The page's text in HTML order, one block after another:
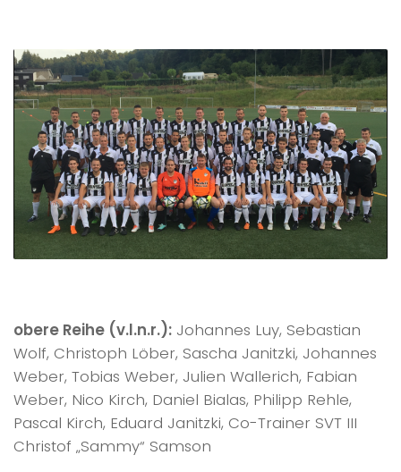
obere Reihe (v.l.n.r.): Johannes Luy, Sebastian
Wolf, Christoph Löber, Sascha Janitzki, Johannes
Weber, Tobias Weber, Julien Wallerich, Fabian
Weber, Nico Kirch, Daniel Bialas, Philipp Rehle,
Pascal Kirch, Eduard Janitzki, Co-Trainer SVT III
Christof „Sammy“ Samson